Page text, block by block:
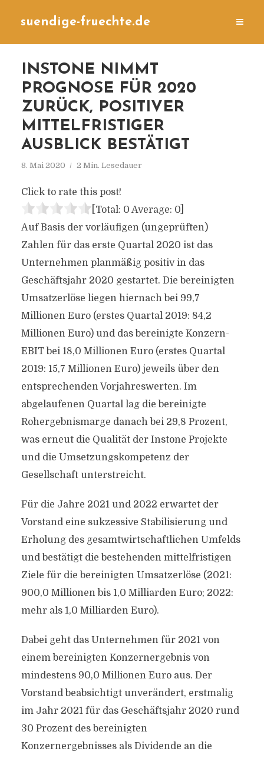
suendige-fruechte.de
INSTONE NIMMT
PROGNOSE FÜR 2020
ZURÜCK, POSITIVER
MITTELFRISTIGER
AUSBLICK BESTÄTIGT
8. Mai 2020 2 Min. Lesedauer
Click to rate this post!
[Total: 0 Average: 0]
Auf Basis der vorläufigen (ungeprüften)
Zahlen für das erste Quartal 2020 ist das
Unternehmen planmäßig positiv in das
Geschäftsjahr 2020 gestartet. Die bereinigten
Umsatzerlöse liegen hiernach bei 99,7
Millionen Euro (erstes Quartal 2019: 84,2
Millionen Euro) und das bereinigte Konzern-
EBIT bei 18,0 Millionen Euro (erstes Quartal
2019: 15,7 Millionen Euro) jeweils über den
entsprechenden Vorjahreswerten. Im
abgelaufenen Quartal lag die bereinigte
Rohergebnismarge danach bei 29,8 Prozent,
was erneut die Qualität der Instone Projekte
und die Umsetzungskompetenz der
Gesellschaft unterstreicht.
Für die Jahre 2021 und 2022 erwartet der
Vorstand eine sukzessive Stabilisierung und
Erholung des gesamtwirtschaftlichen Umfelds
und bestätigt die bestehenden mittelfristigen
Ziele für die bereinigten Umsatzerlöse (2021:
900,0 Millionen bis 1,0 Milliarden Euro; 2022:
mehr als 1,0 Milliarden Euro).
Dabei geht das Unternehmen für 2021 von
einem bereinigten Konzernergebnis von
mindestens 90,0 Millionen Euro aus. Der
Vorstand beabsichtigt unverändert, erstmalig
im Jahr 2021 für das Geschäftsjahr 2020 rund
30 Prozent des bereinigten
Konzernergebnisses als Dividende an die